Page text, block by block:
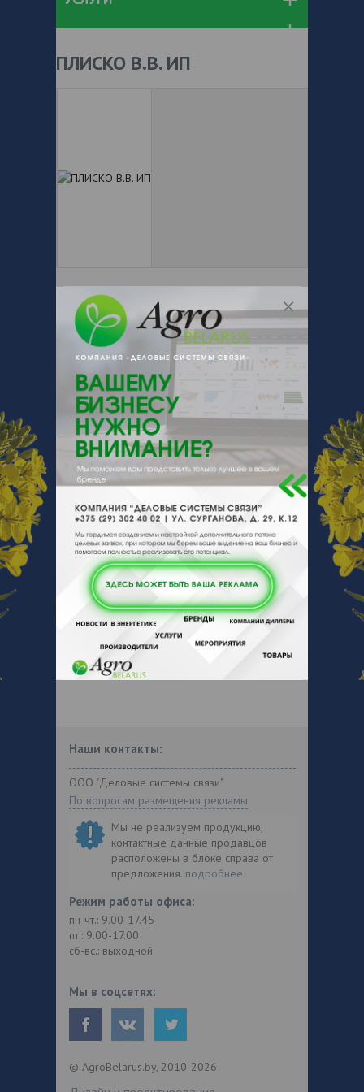
ПЛИСКО В.В. ИП
+ 375Показать телефоны
e-mail:a:2:{s:5:"VALUE";a:0:
{}s:11:"DESCRIPTION";a:0:{}}
223028, , , , Минский р-н, пер
Белорусский 13, пос Ждановичи
Отзывы Еще
Отзывы
Чтобы оставить комментарий или
выставить рейтинг, нужно
Зарегистрироваться
Наши контакты:
ООО "Деловые системы связи"
По вопросам размещения рекламы
Мы не реализуем продукцию,
контактные данные продавцов
расположены в блоке справа от
предложения. подробнее
Режим работы офиса:
пн-чт.: 9.00-17.45
пт.: 9.00-17.00
сб-вс.: выходной
Мы в соцсетях:
© AgroBelarus.by, 2010-2026